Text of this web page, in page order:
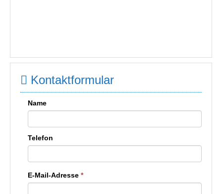
Kontaktformular
Name
Telefon
E-Mail-Adresse *